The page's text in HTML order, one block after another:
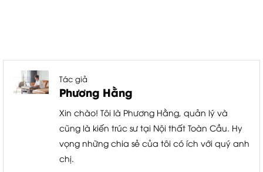
Tác giả
Phương Hằng
Xin chào! Tôi là Phương Hằng, quản lý và
cũng là kiến trúc sư tại Nội thất Toàn Cầu. Hy
vọng những chia sẻ của tôi có ích với quý anh
chị.